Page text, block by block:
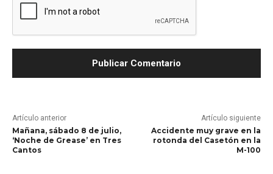
Artículo anterior
Mañana, sábado 8 de julio,
‘Noche de Grease’ en Tres
Cantos
Artículo siguiente
Accidente muy grave en la
rotonda del Casetón en la
M-100